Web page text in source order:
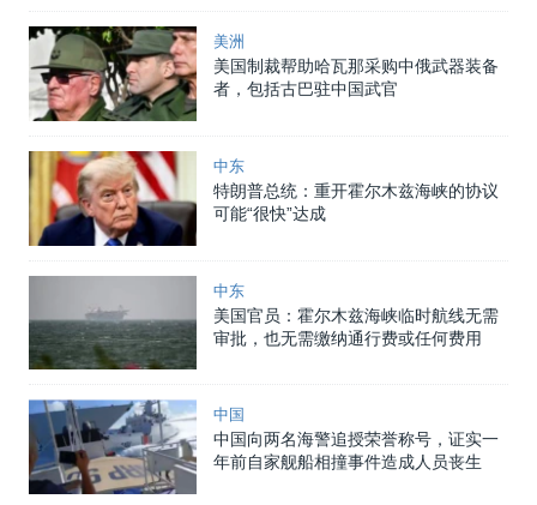
美洲
美国制裁帮助哈瓦那采购中俄武器装备
者，包括古巴驻中国武官
中东
特朗普总统：重开霍尔木兹海峡的协议
可能“很快”达成
中东
美国官员：霍尔木兹海峡临时航线无需
审批，也无需缴纳通行费或任何费用
中国
中国向两名海警追授荣誉称号，证实一
年前自家舰船相撞事件造成人员丧生